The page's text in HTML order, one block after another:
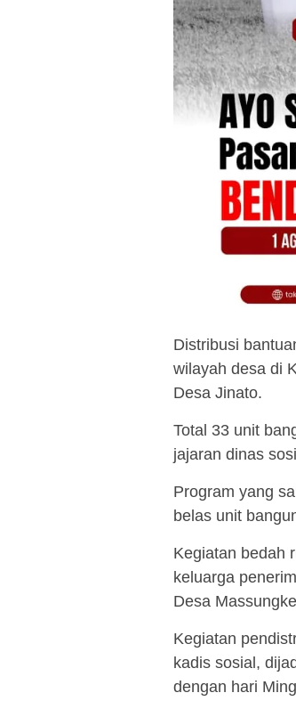
Distribusi
wilayah desa di
Desa Jinato.
Total 33 unit
jajaran dinas
Program yang
belas unit
Kegiatan bedah
keluarga
Desa
Kegiatan
kadis sosial,
dengan hari